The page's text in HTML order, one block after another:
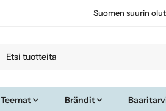
Suomen suurin
Teemat Brändit